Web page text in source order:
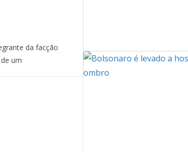
da facção
um